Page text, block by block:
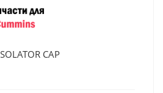
CAP